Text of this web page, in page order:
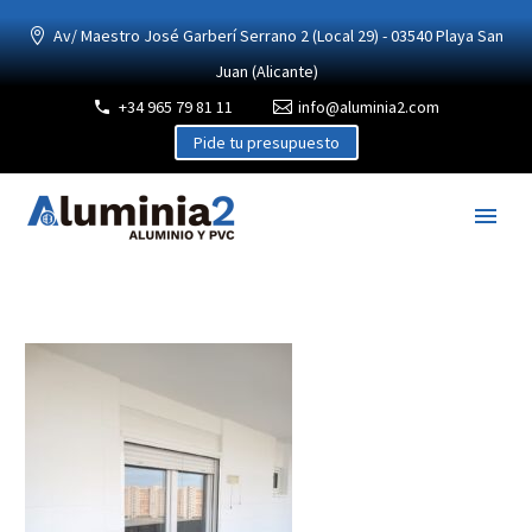
Av/ Maestro José Garberí Serrano 2 (Local 29) - 03540 Playa San
Juan (Alicante)
+34 965 79 81 11
info@aluminia2.com
Pide tu presupuesto